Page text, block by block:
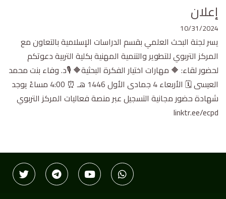
إعلان
10/31/2024
يسر لجنة البحث العلمي بقسم الدراسات الإسلامية بالتعاون مع
المركز التربوي للتطوير والتنمية المهنية بكلية التربية دعوتكم
لحضور لقاء: 🔶 مهارات اختيار الفكرة البحثية🔶 🎙د. وفاء بنت محمد
العيسى 🗓 الأربعاء 4 جمادى الأول 1446 هـ ⏰ 4:00 مساءً يوجد
شهادة حضور مجانية التسجيل عبر منصة فعاليات المركز التربوي
linktr.ee/ecpd